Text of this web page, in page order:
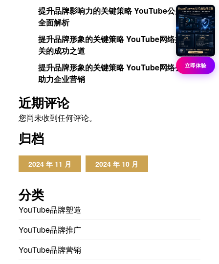
提升品牌影响力的关键策略 YouTube公关网络
全面解析
提升品牌形象的关键策略 YouTube网络媒体公
关的成功之道
提升品牌形象的关键策略 YouTube网络公关网
助力企业营销
近期评论
您尚未收到任何评论。
归档
2024 年 11 月 2024 年 10 月
分类
YouTube品牌塑造
YouTube品牌推广
YouTube品牌营销
立即体验